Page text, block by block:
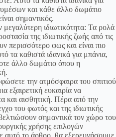
και κάθε άλλο δωμάτιο
σημαντικός.
μεγαλύτερη ιδιωτικότητα: Τα ρολά
της ιδιωτικής ζωής από τις
περισσότερο φως και είναι πιο
τα καθιστά ιδανικά για μπάνια,
άλλο δωμάτιο όπου η
την ατμόσφαιρα του σπιτιού
εξαιρετική ευκαιρία να
και αισθητική. Πέρα από την
του φωτός και της ιδιωτικής
σημαντικά τον χώρο του
χρήσης επιλογών